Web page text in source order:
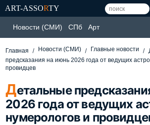
ART-ASSORTY
Новости (СМИ) СПб Арт
Главная Новости (СМИ) Главные новости
предсказания на июнь 2026 года от ведущих
провидцев
Детальные
2026 года от ведущих
нумерологов и